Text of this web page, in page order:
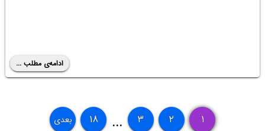
ادامه‌ی مطلب ...
۱ ۲ ۳ ... ۱۸ بعدی